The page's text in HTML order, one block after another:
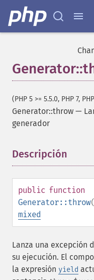
(PHP 5 >= 5.5.0, PHP 7,
Generator::throw —
generador
Descripción
public function
Generator::throw(
mixed
Lanza una excepción
su ejecución. El
la expresión yield